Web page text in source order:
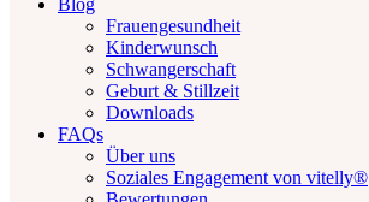
Blog
Frauengesundheit
Kinderwunsch
Schwangerschaft
Geburt & Stillzeit
Downloads
FAQs
Über uns
Soziales Engagement von vitelly®